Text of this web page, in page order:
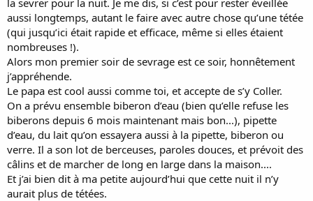
la sevrer pour la nuit. Je me dis, si c’est pour rester éveillée
aussi longtemps, autant le faire avec autre chose qu’une tétée
(qui jusqu’ici était rapide et efficace, même si elles étaient
nombreuses !).
Alors mon premier soir de sevrage est ce soir, honnêtement
j’appréhende.
Le papa est cool aussi comme toi, et accepte de s’y Coller.
On a prévu ensemble biberon d’eau (bien qu’elle refuse les
biberons depuis 6 mois maintenant mais bon...), pipette
d’eau, du lait qu’on essayera aussi à la pipette, biberon ou
verre. Il a son lot de berceuses, paroles douces, et prévoit des
câlins et de marcher de long en large dans la maison....
Et j’ai bien dit à ma petite aujourd’hui que cette nuit il n’y
aurait plus de tétées.